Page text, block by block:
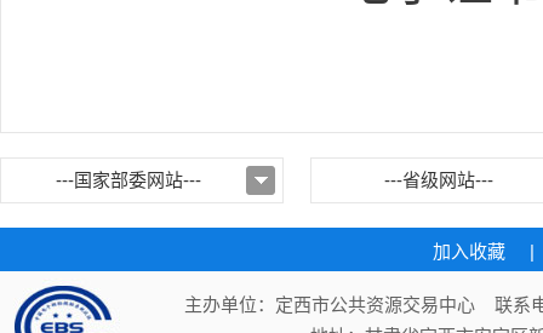
---国家部委网站--- ---省级网站---
加入收藏 |
主办单位：定西市公共资源交易中心 联系